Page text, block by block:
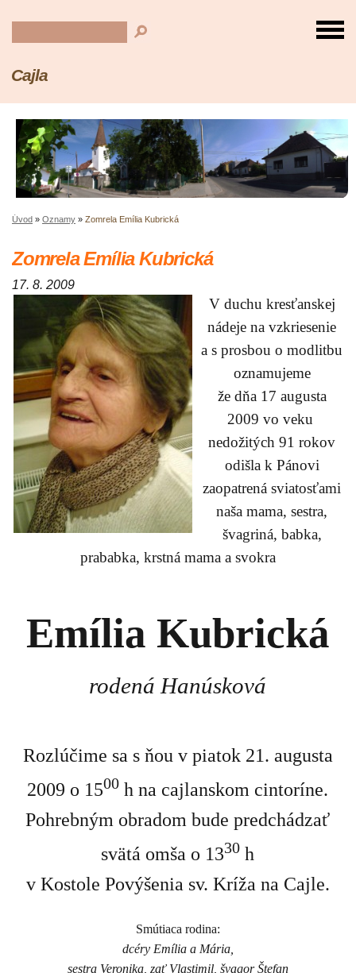
Cajla
Úvod » Oznamy » Zomrela Emília Kubrická
Zomrela Emília Kubrická
17. 8. 2009
V duchu kresťanskej
nádeje na vzkriesenie
a s prosbou o modlitbu
oznamujeme
že dňa 17 augusta
2009 vo veku
nedožitých 91 rokov
odišla k Pánovi
zaopatrená sviatosťami
naša mama, sestra,
švagriná, babka,
prababka, krstná mama a svokra
Emília Kubrická
rodená Hanúsková
Rozlúčime sa s ňou v piatok 21. augusta
2009 o 1500 h na cajlanskom cintoríne.
Pohrebným obradom bude predchádzať
svätá omša o 1330 h
v Kostole Povýšenia sv. Kríža na Cajle.
Smútiaca rodina:
dcéry Emília a Mária,
sestra Veronika, zať Vlastimil, švagor Štefan